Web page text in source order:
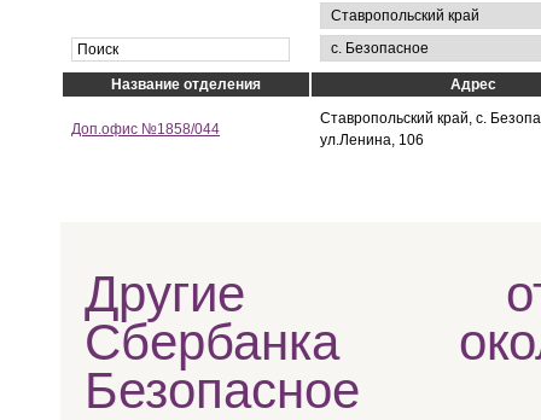
Название отделения Адрес
Доп.офис №1858/044
Ставропольский край, с.
ул.Ленина, 106
Другие
Сбербанка
Безопасное